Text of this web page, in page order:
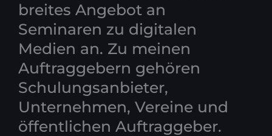
breites Angebot an
Seminaren zu digitalen
Medien an. Zu meinen
Auftraggebern gehören
Schulungsanbieter,
Unternehmen, Vereine und
öffentlichen Auftraggeber.